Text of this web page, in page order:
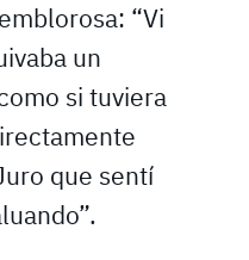
“Vi
un
si tuviera
que sentí